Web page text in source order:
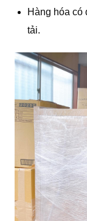
Hàng hóa có
tải.